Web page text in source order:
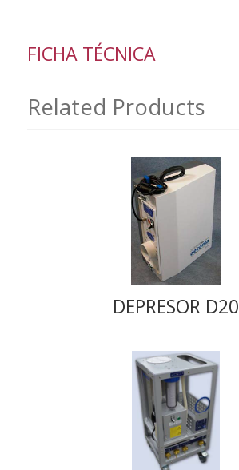
FICHA TÉCNICA
Related Products
DEPRESOR D20